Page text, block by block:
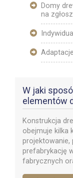
Domy
na
W jaki
elementów
Konstrukcja
obejmuje kilka
projektowanie,
prefabrykację
fabrycznych